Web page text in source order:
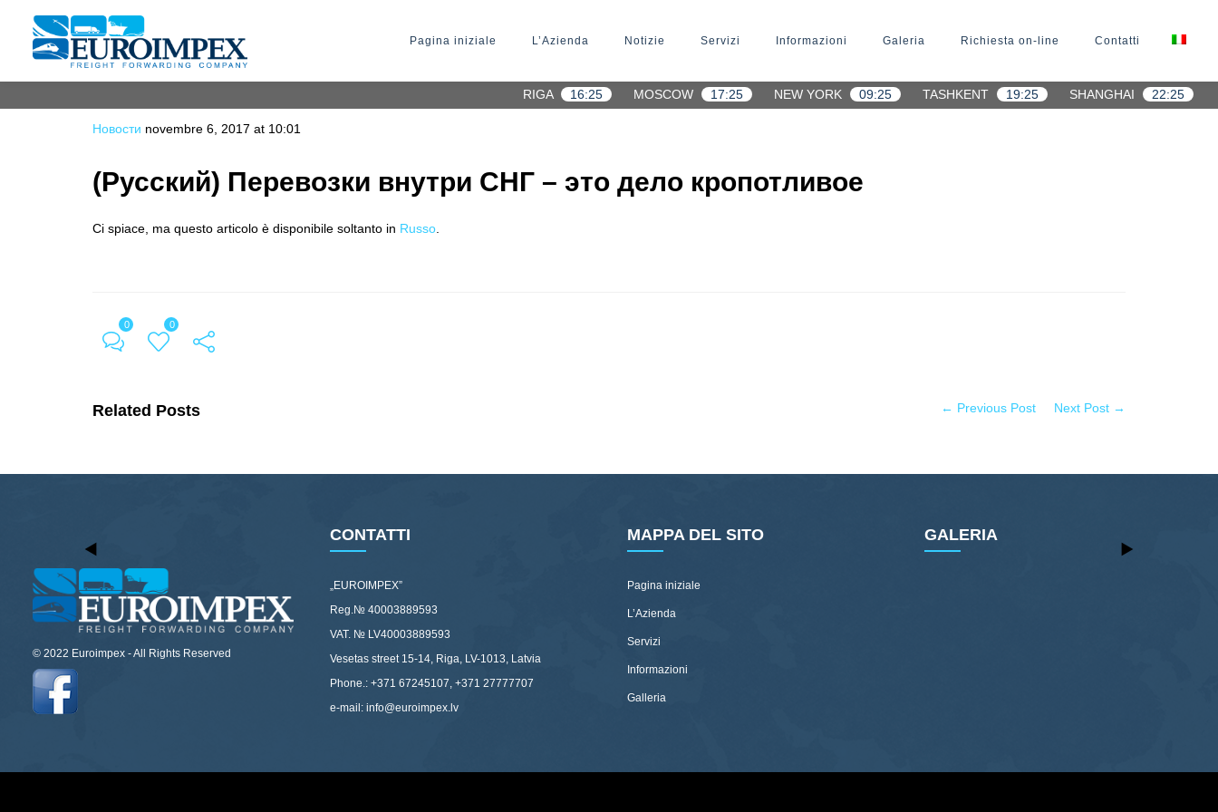
Pagina iniziale L’Azienda Notizie Servizi Informazioni Galeria Richiesta on-line Contatti
RIGA 16:25 MOSCOW 17:25 NEW YORK 09:25 TASHKENT 19:25 SHANGHAI 22:25
Новости novembre 6, 2017 at 10:01
(Русский) Перевозки внутри СНГ – это дело кропотливое
Ci spiace, ma questo articolo è disponibile soltanto in Russo
0 0
Related Posts ← Previous Post Next Post →
© 2022 Euroimpex - All Rights Reserved
CONTATTI
„EUROIMPEX”
Reg.№ 40003889593
VAT. № LV40003889593
Vesetas street 15-14, Riga, LV-1013, Latvia
Phone.: +371 67245107, +371 27777707
e-mail: info@euroimpex.lv
MAPPA DEL SITO
Pagina iniziale
L’Azienda
Servizi
Informazioni
Galleria
GALERIA